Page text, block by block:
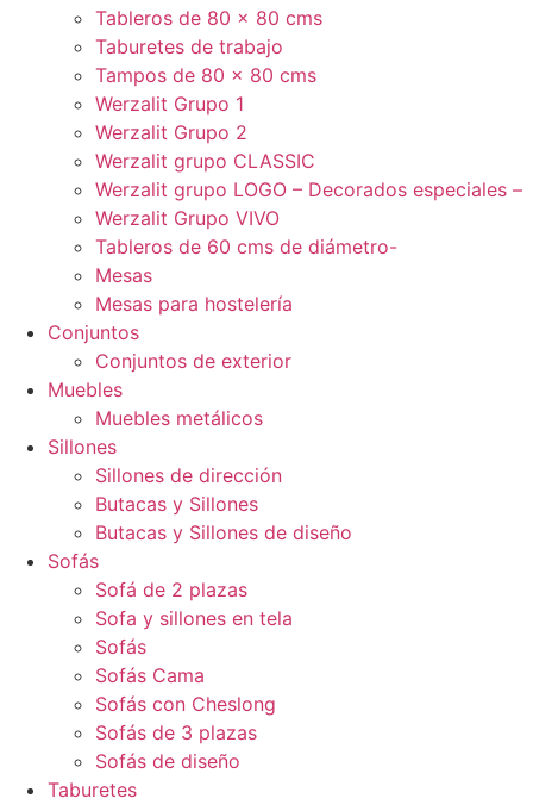
Tableros de 80 x 80 cms
Taburetes de trabajo
Tampos de 80 x 80 cms
Werzalit Grupo 1
Werzalit Grupo 2
Werzalit grupo CLASSIC
Werzalit grupo LOGO – Decorados especiales –
Werzalit Grupo VIVO
Tableros de 60 cms de diámetro-
Mesas
Mesas para hostelería
Conjuntos
Conjuntos de exterior
Muebles
Muebles metálicos
Sillones
Sillones de dirección
Butacas y Sillones
Butacas y Sillones de diseño
Sofás
Sofá de 2 plazas
Sofa y sillones en tela
Sofás
Sofás Cama
Sofás con Cheslong
Sofás de 3 plazas
Sofás de diseño
Taburetes